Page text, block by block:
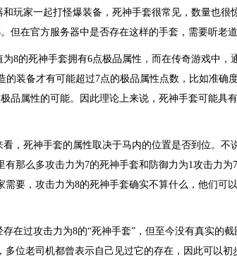
玩家一起打怪爆装备，死神手套很常见，数量也很
但在官方服务器中是否存在这样的手套，需要听老道
8的死神手套拥有6点极品属性，而在传奇游戏中，
的装备才有可能超过7点的极品属性点数，比如准确
品属性的可能。因此理论上来说，死神手套可能具
，死神手套的属性取决于马内的位置是否到位。不
有那么多攻击力为7的死神手套和防御力为1攻击力为
需要，攻击力为8的死神手套确实不算什么，他们可
在过攻击力为8的“死神手套”，但至今没有真实的
多位老司机都曾表示自己见过它的存在，因此可以初